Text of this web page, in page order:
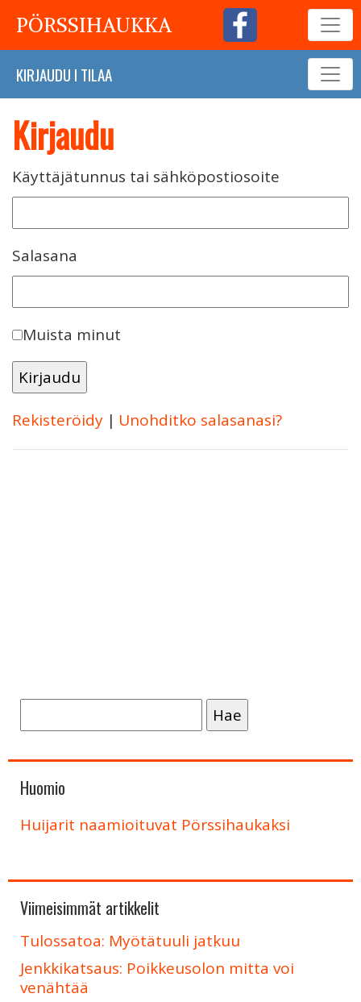
PÖRSSIHAUKKA
KIRJAUDU I TILAA
Kirjaudu
Käyttäjätunnus tai sähköpostiosoite
Salasana
Muista minut
Rekisteröidy | Unohditko salasanasi?
Huomio
Huijarit naamioituvat Pörssihaukaksi
Viimeisimmät artikkelit
Tulossatoa: Myötätuuli jatkuu
Jenkkikatsaus: Poikkeusolon mitta voi
venähtää